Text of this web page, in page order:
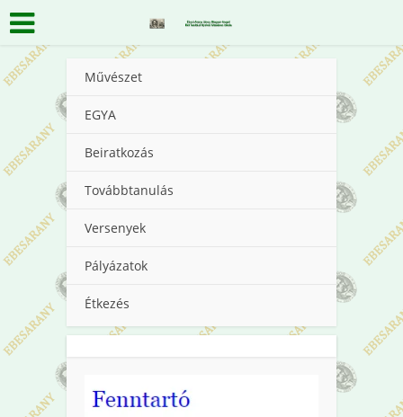
Művészet
EGYA
Beiratkozás
Továbbtanulás
Versenyek
Pályázatok
Étkezés